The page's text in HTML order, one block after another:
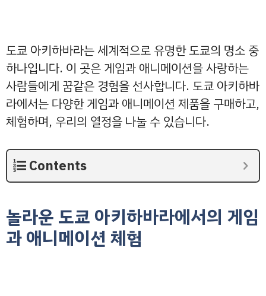
도쿄 아키하바라는 세계적으로 유명한 도쿄의 명소 중
하나입니다. 이 곳은 게임과 애니메이션을 사랑하는
사람들에게 꿈같은 경험을 선사합니다. 도쿄 아키하바
라에서는 다양한 게임과 애니메이션 제품을 구매하고,
체험하며, 우리의 열정을 나눌 수 있습니다.
Contents
놀라운 도쿄 아키하바라에서의 게임
과 애니메이션 체험